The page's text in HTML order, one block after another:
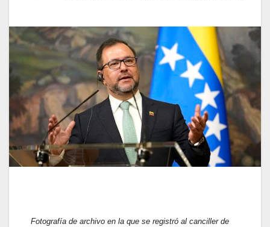
Fotografía de archivo en la que se registró al canciller de